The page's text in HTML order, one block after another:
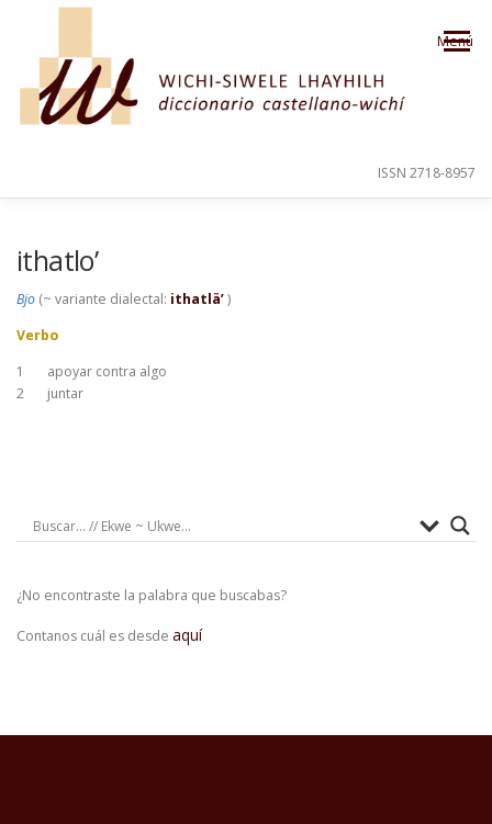
Saltar al contenido
Menú
ISSN 2718-8957
ithatlo’
Bjo (~ variante dialectal: ithatlä’)
Verbo
1
apoyar contra algo
2
juntar
¿No encontraste la palabra que buscabas?
Contanos cuál es desde aquí